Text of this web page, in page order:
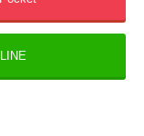
LINE